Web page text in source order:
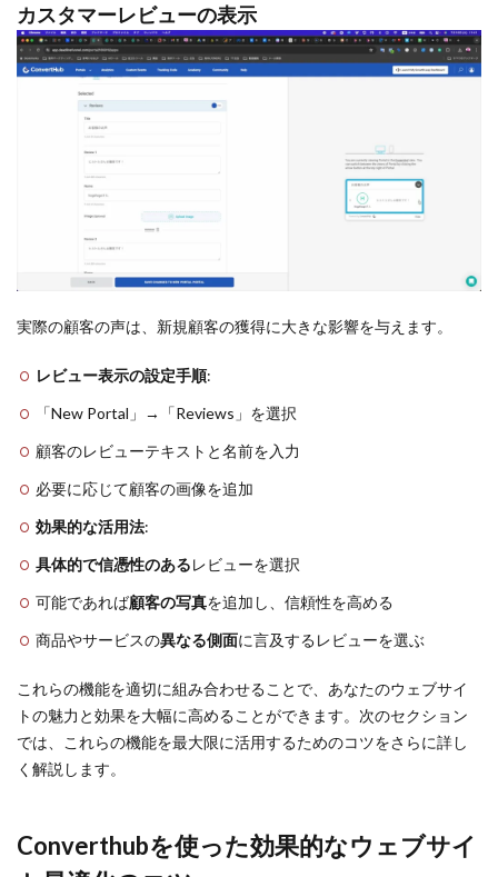
カスタマーレビューの表示
実際の顧客の声は、新規顧客の獲得に大きな影響を与えます。
レビュー表示の設定手順:
「New Portal」→「Reviews」を選択
顧客のレビューテキストと名前を入力
必要に応じて顧客の画像を追加
効果的な活用法:
具体的で信憑性のあるレビューを選択
可能であれば顧客の写真を追加し、信頼性を高める
商品やサービスの異なる側面に言及するレビューを選ぶ
これらの機能を適切に組み合わせることで、あなたのウェブサイ
トの魅力と効果を大幅に高めることができます。次のセクション
では、これらの機能を最大限に活用するためのコツをさらに詳し
く解説します。
Converthubを使った効果的なウェブサイ